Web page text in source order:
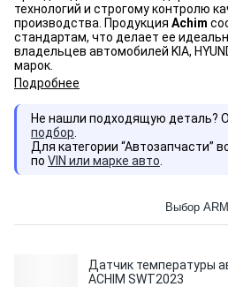
технологий и строгому контролю
производства. Продукция Achim
стандартам, что делает ее
владельцев автомобилей KIA,
марок.
Подробнее
Не нашли подходящую деталь?
подбор
Для категории “Автозапчасти”
по VIN или марке авто
Выбор
Датчик температуры
ACHIM SWT2023